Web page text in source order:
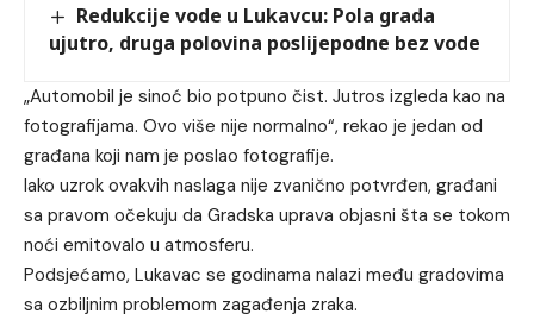
Redukcije vode u Lukavcu: Pola grada
ujutro, druga polovina poslijepodne bez vode
„Automobil je sinoć bio potpuno čist. Jutros izgleda kao na
fotografijama. Ovo više nije normalno“, rekao je jedan od
građana koji nam je poslao fotografije.
Iako uzrok ovakvih naslaga nije zvanično potvrđen, građani
sa pravom očekuju da Gradska uprava objasni šta se tokom
noći emitovalo u atmosferu.
Podsjećamo, Lukavac se godinama nalazi među gradovima
sa ozbiljnim problemom zagađenja zraka.